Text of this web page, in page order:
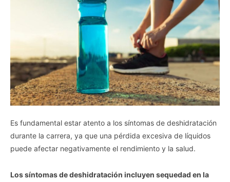
Es fundamental estar atento a los síntomas de deshidratación
durante la carrera, ya que una pérdida excesiva de líquidos
puede afectar negativamente el rendimiento y la salud.
Los síntomas de deshidratación incluyen sequedad en la